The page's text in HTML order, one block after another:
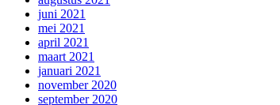
juni 2021
mei 2021
april 2021
maart 2021
januari 2021
november 2020
september 2020